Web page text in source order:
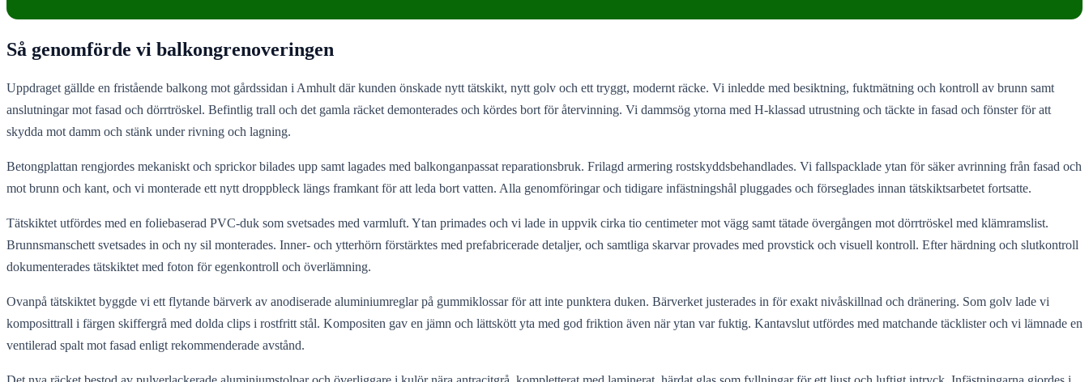
Så genomförde vi balkongrenoveringen
Uppdraget gällde en fristående balkong mot gårdssidan i Amhult där kunden önskade nytt tätskikt, nytt golv och ett tryggt, modernt räcke. Vi inledde med besiktning, fuktmätning och kontroll av brunn samt
anslutningar mot fasad och dörrtröskel. Befintlig trall och det gamla räcket demonterades och kördes bort för återvinning. Vi dammsög ytorna med H-klassad utrustning och täckte in fasad och fönster för att
skydda mot damm och stänk under rivning och lagning.
Betongplattan rengjordes mekaniskt och sprickor bilades upp samt lagades med balkonganpassat reparationsbruk. Frilagd armering rostskyddsbehandlades. Vi fallspacklade ytan för säker avrinning från fasad och
mot brunn och kant, och vi monterade ett nytt droppbleck längs framkant för att leda bort vatten. Alla genomföringar och tidigare infästningshål pluggades och förseglades innan tätskiktsarbetet fortsatte.
Tätskiktet utfördes med en foliebaserad PVC-duk som svetsades med varmluft. Ytan primades och vi lade in uppvik cirka tio centimeter mot vägg samt tätade övergången mot dörrtröskel med klämramslist.
Brunnsmanschett svetsades in och ny sil monterades. Inner- och ytterhörn förstärktes med prefabricerade detaljer, och samtliga skarvar provades med provstick och visuell kontroll. Efter härdning och slutkontroll
dokumenterades tätskiktet med foton för egenkontroll och överlämning.
Ovanpå tätskiktet byggde vi ett flytande bärverk av anodiserade aluminiumreglar på gummiklossar för att inte punktera duken. Bärverket justerades in för exakt nivåskillnad och dränering. Som golv lade vi
komposittrall i färgen skiffergrå med dolda clips i rostfritt stål. Kompositen gav en jämn och lättskött yta med god friktion även när ytan var fuktig. Kantavslut utfördes med matchande täcklister och vi lämnade en
ventilerad spalt mot fasad enligt rekommenderade avstånd.